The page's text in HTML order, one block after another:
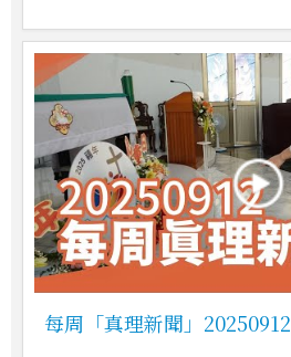
每周「真理新聞」20250912